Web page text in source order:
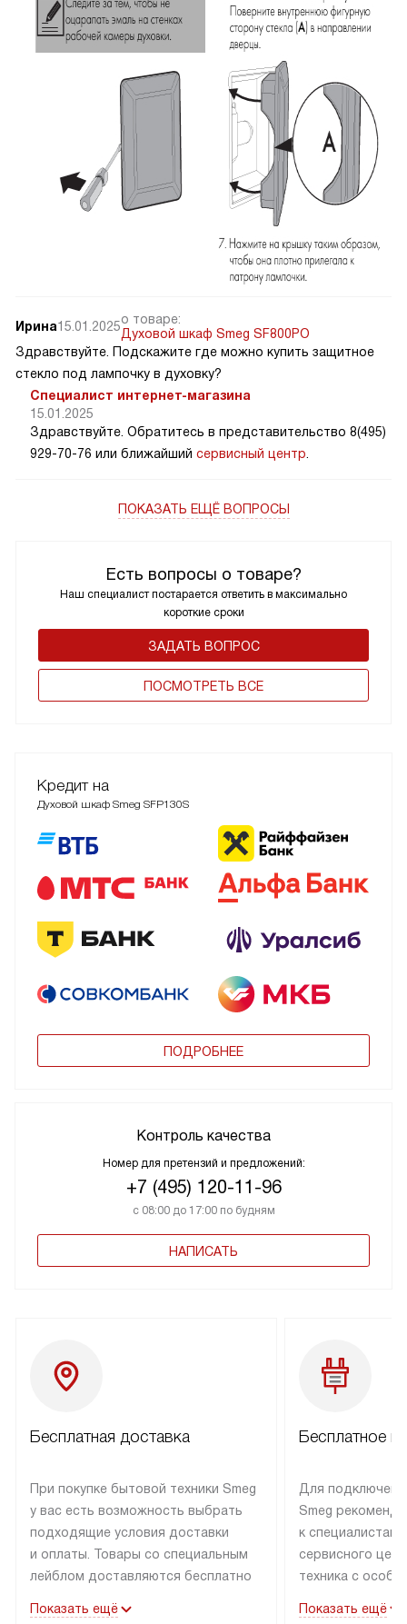
Есть вопросы о товаре?
Наш специалист постарается ответить в максимально
короткие сроки
ЗАДАТЬ ВОПРОС
ПОCМОТРЕТЬ ВСЕ
Ирина15.01.2025о товаре:
Духовой шкаф Smeg SF800PO
Здравствуйте. Подскажите где можно купить защитное
стекло под лампочку в духовку?
Специалист интернет-магазина
15.01.2025
Здравствуйте. Обратитесь в представительство 8(495)
929-70-76 или ближайший сервисный центр
ПОКАЗАТЬ ЕЩЁ ВОПРОСЫ
Кредит на
Духовой шкаф Smeg SFP130S
ПОДРОБНЕЕ
Контроль качества
Номер для претензий и предложений:
+7 (495) 120-11-96
с 08:00 до 17:00 по будням
НАПИСАТЬ
Бесплатная доставка
При покупке бытовой техники Smeg
у вас есть возможность выбрать
подходящие условия доставки
и оплаты. Товары со специальным
лейблом доставляются бесплатно
до подъезда. Доставка за пределы
Показать ещё
Бесплатное
Для
Smeg
к специалистам
сервисного
техника с
коммуникациям.
Показать ещё